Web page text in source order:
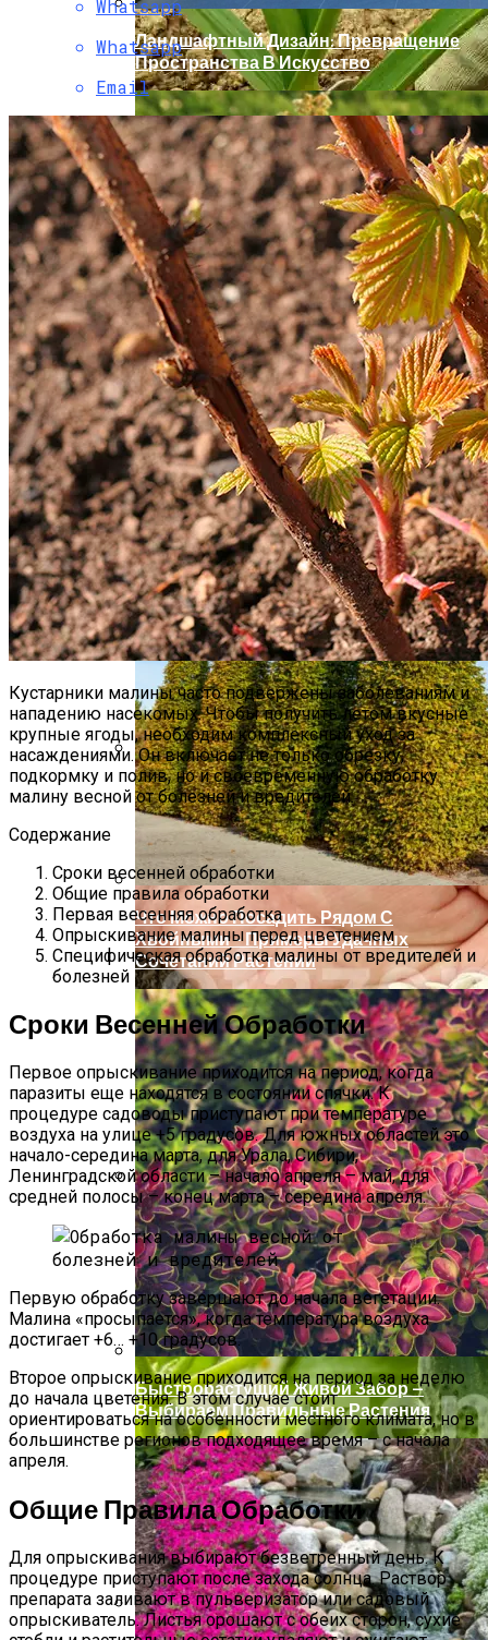
Как И Чем Удобрять Чеснок?
9 Советов По Выращиванию Картошки
Секреты Позднего Посева Огурцов
Ландшафтный Дизайн: Превращение
Пространства В Искусство
Какие Цветы Украсят Альпинарий?
Что Можно Посадить Рядом С
Хвойными – Примеры Удачных
Сочетаний Растений
Быстрорастущий Живой Забор —
Выбираем Правильные Растения
Whatsapp
Whatsapp
Email
Кустарники малины часто подвержены заболеваниям и
нападению насекомых. Чтобы получить летом вкусные
крупные ягоды, необходим комплексный уход за
насаждениями. Он включает не только обрезку,
подкормку и полив, но и своевременную обработку
малину весной от болезней и вредителей.
Содержание
Сроки весенней обработки
Общие правила обработки
Первая весенняя обработка
Опрыскивание малины перед цветением
Специфическая обработка малины от вредителей и
болезней
Сроки Весенней Обработки
Первое опрыскивание приходится на период, когда
паразиты еще находятся в состоянии спячки. К
процедуре садоводы приступают при температуре
воздуха на улице +5 градусов. Для южных областей это
начало-середина марта, для Урала, Сибири,
Ленинградской области – начало апреля – май, для
средней полосы – конец марта – середина апреля.
Первую обработку завершают до начала вегетации.
Малина «просыпается», когда температура воздуха
достигает +6… +10 градусов.
Второе опрыскивание приходится на период за неделю
до начала цветения. В этом случае стоит
ориентироваться на особенности местного климата, но в
большинстве регионов подходящее время – с начала
апреля.
Общие Правила Обработки
Для опрыскивания выбирают безветренный день. К
процедуре приступают после захода солнца. Раствор
препарата заливают в пульверизатор или садовый
опрыскиватель. Листья орошают с обеих сторон, сухие